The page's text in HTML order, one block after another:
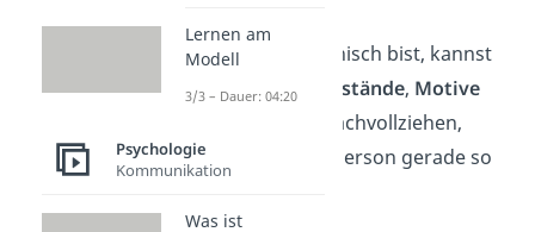
Wenn du empathisch bist, kannst
du durch die
Umstände, Motive
nachvollziehen,
warum sich die Person gerade so
Resonanz
Lernen am
Modell
3/3 – Dauer: 04:20
Psychologie
Kommunikation
Was ist